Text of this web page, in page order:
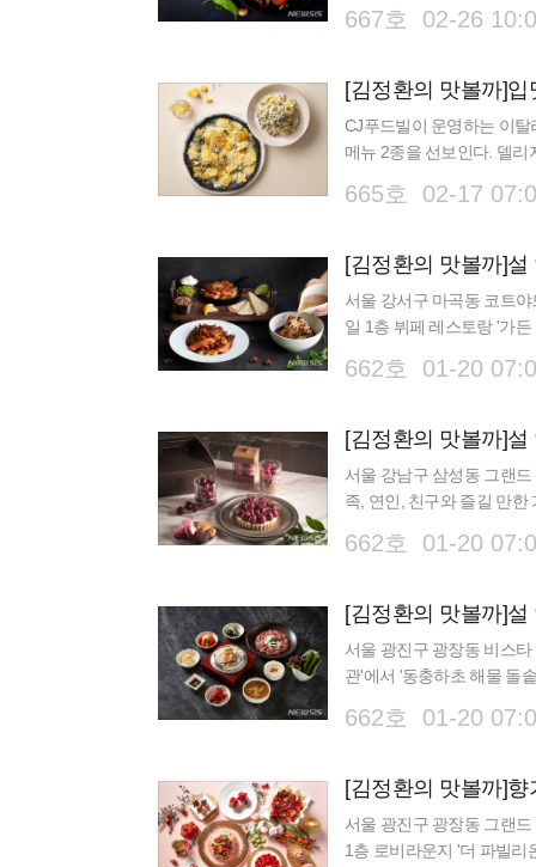
667호 02-26
CJ푸드빌이 운영하는 이
메뉴 2종을 선보인다. 델리
665호 02-17
서울 강서구 마곡동 코트
일 1층 뷔페 레스토랑 '가든
662호 01-20
서울 강남구 삼성동 그랜
족, 연인, 친구와 즐길 만한
662호 01-20
[김정환의 맛볼까]
서울 광진구 광장동 비스
관'에서 '동충하초 해물 돌
662호 01-20
[김정환의 맛볼까]
서울 광진구 광장동 그랜
1층 로비라운지 '더 파빌리